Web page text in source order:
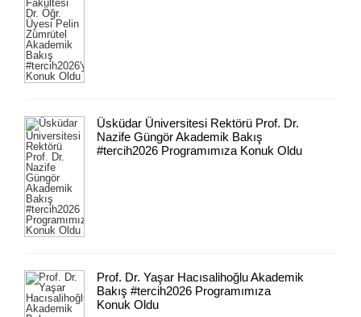
Üsküdar Üniversitesi Rektörü Prof. Dr.
Nazife Güngör Akademik Bakış
#tercih2026 Programımıza Konuk Oldu
Prof. Dr. Yaşar Hacısalihoğlu Akademik
Bakış #tercih2026 Programımıza
Konuk Oldu